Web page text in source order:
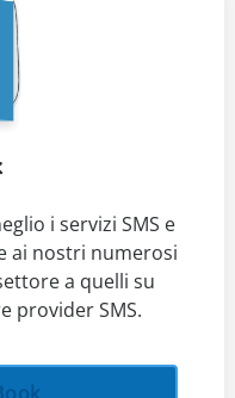
i servizi SMS e
ai nostri numerosi
a quelli su
provider SMS.